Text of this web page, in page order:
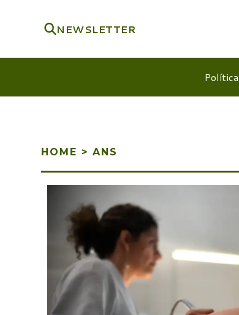
NEWSLETTER
Política
HOME > ANS